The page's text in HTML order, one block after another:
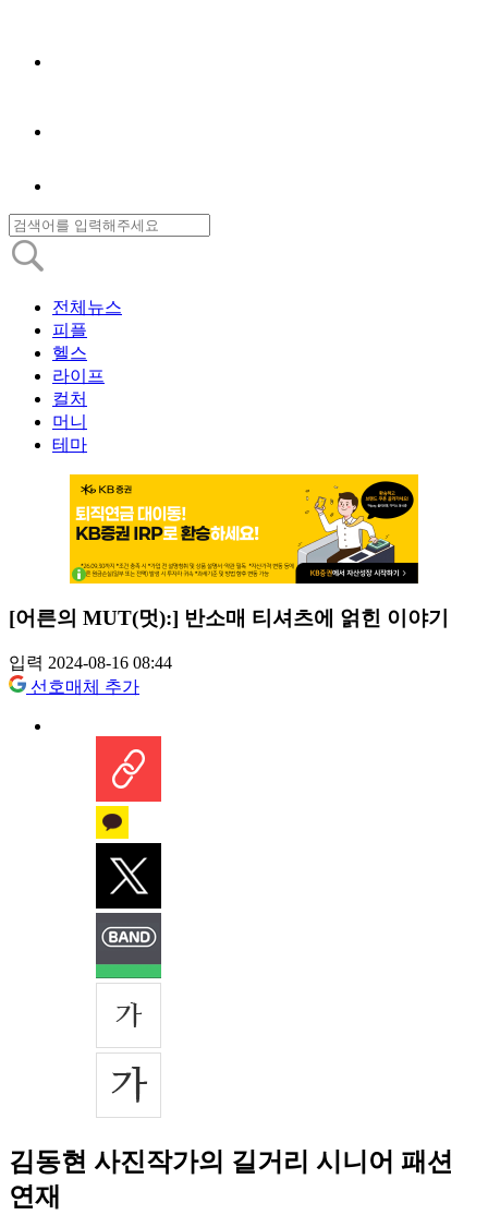
전체뉴스
피플
헬스
라이프
컬처
머니
테마
[어른의 MUT(멋):] 반소매 티셔츠에 얽힌 이야기
입력 2024-08-16 08:44
선호매체 추가
김동현 사진작가의 길거리 시니어 패션
연재